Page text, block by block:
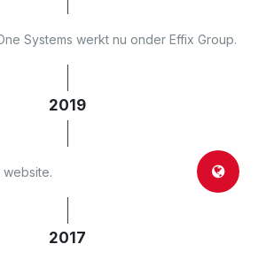
Systems werkt nu onder Effix Group.
2019
2017